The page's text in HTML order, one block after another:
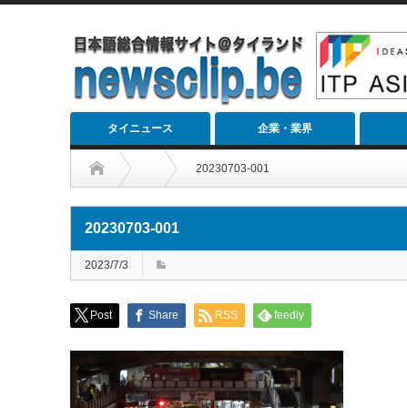
タイニュース 企業・業界
20230703-001
20230703-001
2023/7/3
Post Share RSS feedly